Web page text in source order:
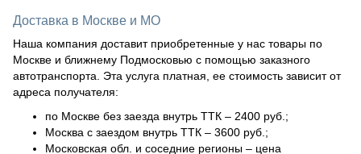
Доставка в Москве и МО
Наша компания доставит приобретенные у нас товары по
Москве и ближнему Подмосковью с помощью заказного
автотранспорта. Эта услуга платная, ее стоимость зависит от
адреса получателя:
по Москве без заезда внутрь ТТК – 2400 руб.;
Москва с заездом внутрь ТТК – 3600 руб.;
Московская обл. и соседние регионы – цена